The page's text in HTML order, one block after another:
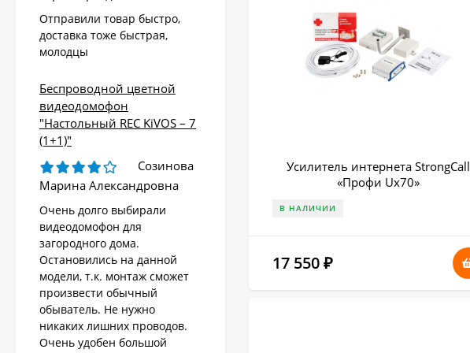
Усилитель интернета StrongCall
«Профи Uх70»
В НАЛИЧИИ
17 550 ₽
Отправили товар быстро,
доставка тоже быстрая,
молодцы
Беспроводной цветной
видеодомофон
"Настольный REC KiVOS – 7
(1+1)"
Созинова
Марина Александровна
Очень долго выбирали
видеодомофон для
загородного дома.
Остановились на данной
модели, т.к. монтаж сможет
произвести обычный
обыватель. Не нужно
никаких лишних проводов.
Очень удобен большой